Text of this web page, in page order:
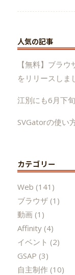
人気の記事
【無料】ブラ
をリリースしま
江別にも6月下
SVGatorの使い
カテゴリー
Web (141)
ブラウザ(1)
動画 (1)
Affinity(4)
イベント (2)
GSAP (3)
自主制作(10)